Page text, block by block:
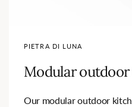
PIETRA DI LUNA
Modular
Our modular outdoor